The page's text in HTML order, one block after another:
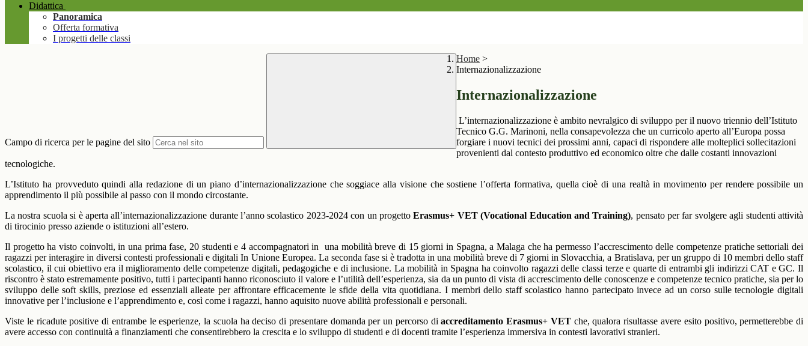
Didattica
Panoramica
Offerta formativa
I progetti delle classi
Campo di ricerca per le pagine del sito
Home >
Internazionalizzazione
Internazionalizzazione
L’internazionalizzazione è ambito nevralgico di sviluppo per il nuovo triennio dell’Istituto
Tecnico G.G. Marinoni, nella consapevolezza che un curricolo aperto all’Europa possa
forgiare i nuovi tecnici dei prossimi anni, capaci di rispondere alle molteplici sollecitazioni
provenienti dal contesto produttivo ed economico oltre che dalle costanti innovazioni
tecnologiche.
L’Istituto ha provveduto quindi alla redazione di un piano d’internazionalizzazione che soggiace alla visione che sostiene l’offerta formativa, quella cioè di una realtà in movimento per rendere possibile un
apprendimento il più possibile al passo con il mondo circostante.
La nostra scuola si è aperta all’internazionalizzazione durante l’anno scolastico 2023-2024 con un progettoErasmus+ VET (Vocational Education and Training), pensato per far svolgere agli studenti attività
di tirocinio presso aziende o istituzioni all’estero.
Il progetto ha visto coinvolti, in una prima fase, 20 studenti e 4 accompagnatori in
una mobilità breve di 15 giorni in Spagna, a Malaga che ha permesso l’accrescimento delle competenze pratiche settoriali dei
ragazzi per interagire in diversi contesti professionali e digitali In Unione Europea. La seconda fase si è tradotta in una mobilità breve di 7 giorni in Slovacchia, a Bratislava, per un gruppo di 10 membri dello staff
scolastico, il cui obiettivo era il miglioramento delle competenze digitali, pedagogiche e di inclusione. La mobilità in Spagna ha coinvolto ragazzi delle classi terze e quarte di entrambi gli indirizzi CAT e GC. Il
riscontro è stato estremamente positivo, tutti i partecipanti hanno riconosciuto il valore e l’utilità dell’esperienza, sia da un punto di vista di accrescimento delle conoscenze e competenze tecnico pratiche, sia per lo
sviluppo delle soft skills, preziose ed essenziali alleate per affrontare efficacemente le sfide della vita quotidiana. I membri dello staff scolastico hanno partecipato invece ad un corso sulle tecnologie digitali
innovative per l’inclusione e l’apprendimento e, così come i ragazzi, hanno aquisito nuove abilità professionali e personali.
Viste le ricadute positive di entrambe le esperienze, la scuola ha deciso di presentare domanda per un percorso diaccreditamento Erasmus+ VETche, qualora risultasse avere esito positivo, permetterebbe di
avere accesso con continuità a finanziamenti che consentirebbero la crescita e lo sviluppo di studenti e di docenti tramite l’esperienza immersiva in contesti lavorativi stranieri.